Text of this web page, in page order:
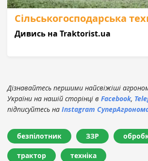
Сільськогосподарська
Дивись на Traktorist.ua
Дізнавайтесь першими найсвіжіші
України на нашій сторінці в Facebook,
підписуйтесь на Instagram
безпілотник ЗЗР
трактор техніка